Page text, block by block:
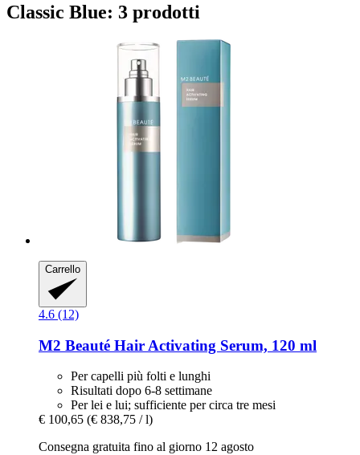
Classic Blue: 3 prodotti
Carrello
4.6 (12)
M2 Beauté Hair Activating Serum, 120 ml
Per capelli più folti e lunghi
Risultati dopo 6-8 settimane
Per lei e lui; sufficiente per circa tre mesi
€ 100,65 (€ 838,75 / l)
Consegna gratuita fino al giorno 12 agosto